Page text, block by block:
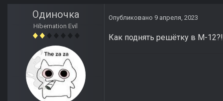
Одиночка
Hibernation Evil
Опубликовано 9 апреля, 2023
Как поднять решётку в М-12?!